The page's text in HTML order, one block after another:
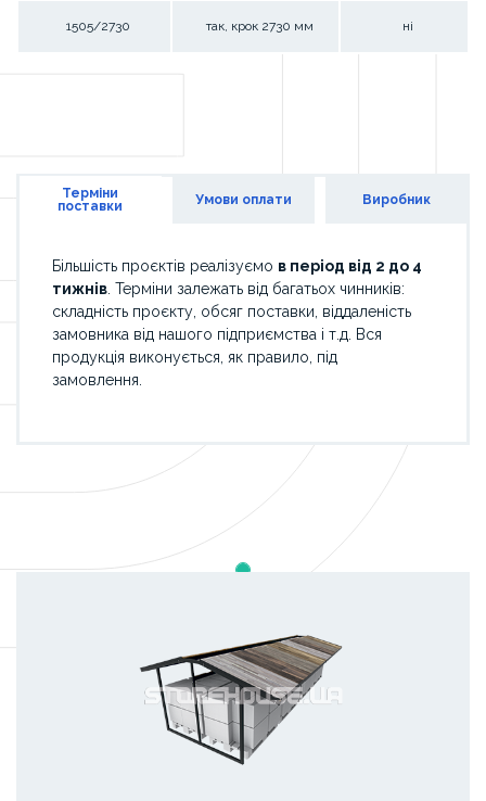
1505/2730 так, крок 2730 мм ні
Терміни
поставки
Умови оплати Виробник
Більшість проєктів реалізуємо в період від 2 до 4
тижнів . Терміни залежать від багатьох чинників:
складність проєкту, обсяг поставки, віддаленість
замовника від нашого підприємства і т.д. Вся
продукція виконується, як правило, під
замовлення.